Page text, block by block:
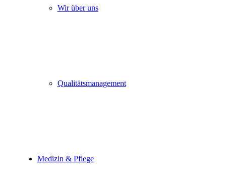
Wir über uns
Qualitätsmanagement
Medizin & Pflege